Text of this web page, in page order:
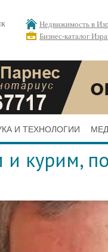
Недвижимость в
Бизнес-каталог
И ТЕХНОЛОГИИ
и курим,